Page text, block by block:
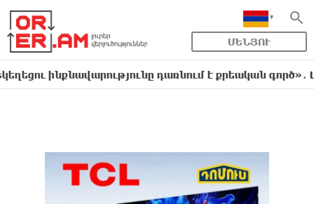
ՄԵՆՅՈՒ
դառնում է քրեական գործ»․ Լիլիա